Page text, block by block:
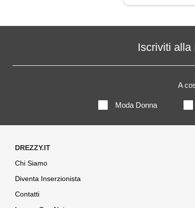
Iscriviti alla
A
Moda Donna
Chi Siamo
Diventa Inserzionista
Contatti